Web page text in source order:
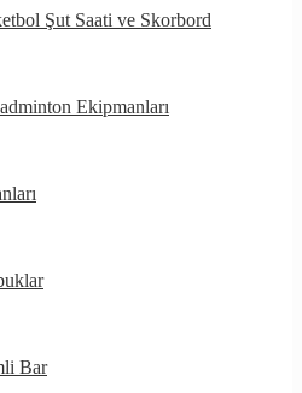
Şut Saati ve Skorbord
Ekipmanları
Bar